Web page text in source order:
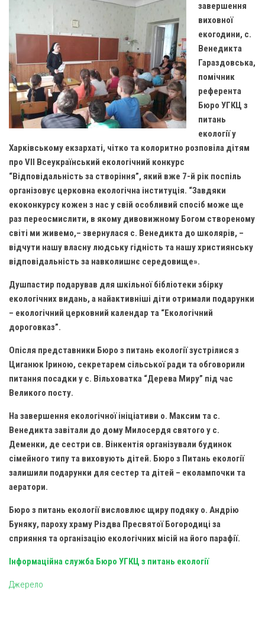
Свято-Покровський монастир оо Василіян
Свято-Івано-Павлівський монастир сестер Згромадження
Св. Йосифа ОПДМ
Монастир сестер милосердя Св. Вінкентія. Дім Милосердя
Монастир Успення Пресвятої Богородиці Сестер Чину
Святого Василія Великого
Комісії
Комісія у справах молоді
Комісія у справах родини
Комісія з питань душпастирства охорони здоров’я
Спільноти
Квіти Слобожанщини
Харківщина
Сумщина
Оголошення
завершення
виховної
екогодини, с.
Венедикта
Гараздовська,
помічник
референта
Бюро УГКЦ з
питань
екології у
Харківському екзархаті, чітко та колоритно розповіла дітям
про VII Всеукраїнський екологічний конкурс
“Відповідальність за створіння”, який вже 7-й рік поспіль
організовує церковна екологічна інституція. “Завдяки
екоконкурсу кожен з нас у свій особливий спосіб може ще
раз переосмислити, в якому дивовижному Богом створеному
світі ми живемо,– звернулася с. Венедикта до школярів, –
відчути нашу власну людську гідність та нашу християнську
відповідальність за навколишнє середовище».
Душпастир подарував для шкільної бібліотеки збірку
екологічних видань, а найактивніші діти отримали подарунки
– екологічний церковний календар та “Екологічний
дороговказ”.
Опісля представники Бюро з питань екології зустрілися з
Циганюк Іриною, секретарем сільської ради та обговорили
питання посадки у с. Вільховатка “Дерева Миру” під час
Великого посту.
На завершення екологічної ініціативи о. Максим та с.
Венедикта завітали до дому Милосердя святого у с.
Деменки, де сестри св. Вінкентія організували будинок
сімейного типу та виховують дітей. Бюро з Питань екології
залишили подарунки для сестер та дітей – еколампочки та
аератори.
Бюро з питань екології висловлює щиру подяку о. Андрію
Буняку, пароху храму Різдва Пресвятої Богородиці за
сприяння та організацію екологічних місій на його парафії.
Інформаційна служба Бюро УГКЦ з питань екології
Джерело